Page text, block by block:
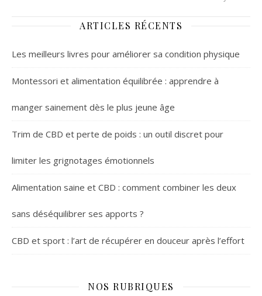
ARTICLES RÉCENTS
Les meilleurs livres pour améliorer sa condition physique
Montessori et alimentation équilibrée : apprendre à
manger sainement dès le plus jeune âge
Trim de CBD et perte de poids : un outil discret pour
limiter les grignotages émotionnels
Alimentation saine et CBD : comment combiner les deux
sans déséquilibrer ses apports ?
CBD et sport : l’art de récupérer en douceur après l’effort
NOS RUBRIQUES